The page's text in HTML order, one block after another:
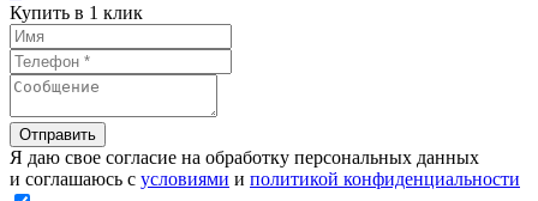
Купить в 1 клик
Отправить
Я даю свое согласие на обработку персональных данных
и соглашаюсь с условиями и политикой конфиденциальности